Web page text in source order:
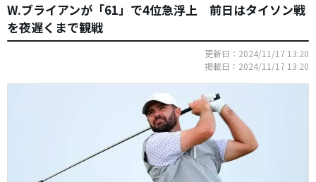
W.ブライアンが「61」で4位急浮上 前日はタイソン戦
を夜遅くまで観戦
更新日：2024/11/17 13:20
掲載日：2024/11/17 13:20